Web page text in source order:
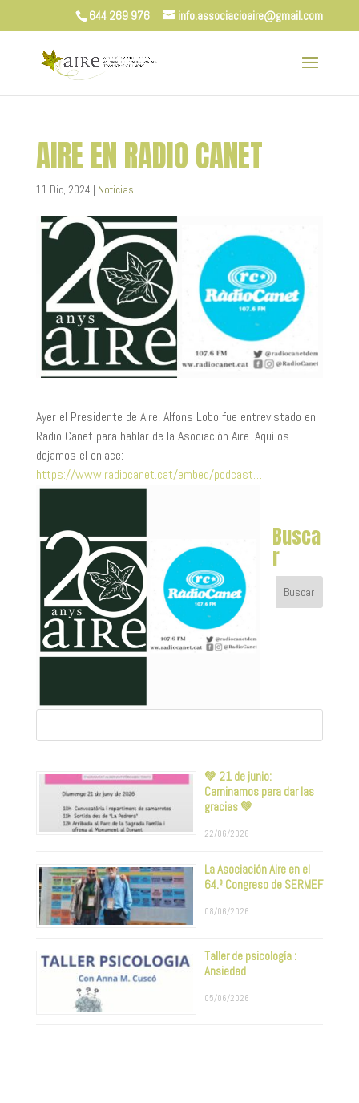
644 269 976 info.associacioaire@gmail.com
AIRE EN RADIO CANET
11 Dic, 2024 | Noticias
Ayer el Presidente de Aire, Alfons Lobo fue entrevistado en
Radio Canet para hablar de la Asociación Aire. Aquí os
dejamos el enlace:
https://www.radiocanet.cat/embed/podcast…
Busca
r
💚 21 de junio:
Caminamos para dar las
gracias 💚
22/06/2026
La Asociación Aire en el
64.º Congreso de SERMEF
08/06/2026
Taller de psicología :
Ansiedad
05/06/2026